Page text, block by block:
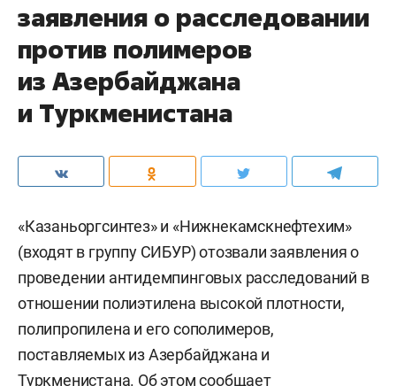
заявления о расследовании
против полимеров
из Азербайджана
и Туркменистана
«Казаньоргсинтез» и «Нижнекамскнефтехим»
(входят в группу СИБУР) отозвали заявления о
проведении антидемпинговых расследований в
отношении полиэтилена высокой плотности,
полипропилена и его сополимеров,
поставляемых из Азербайджана и
Туркменистана. Об этом сообщает